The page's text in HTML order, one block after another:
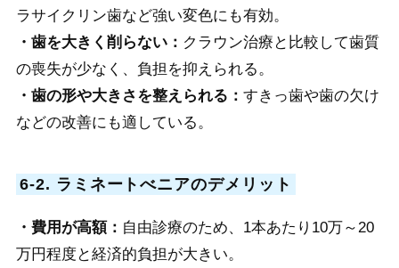
ラサイクリン歯など強い変色にも有効。
・歯を大きく削らない： クラウン治療と比較して歯質
の喪失が少なく、負担を抑えられる。
・歯の形や大きさを整えられる： すきっ歯や歯の欠け
などの改善にも適している。
6-2. ラミネートべニアのデメリット
・費用が高額： 自由診療のため、1本あたり10万～20
万円程度と経済的負担が大きい。